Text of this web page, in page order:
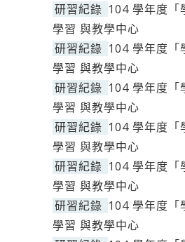
研習紀錄 104 學年度「
學習 與教學中心
研習紀錄 104 學年度「
學習 與教學中心
研習紀錄 104 學年度「
學習 與教學中心
研習紀錄 104 學年度「
學習 與教學中心
研習紀錄 104 學年度「
學習 與教學中心
研習紀錄 104 學年度「
學習 與教學中心